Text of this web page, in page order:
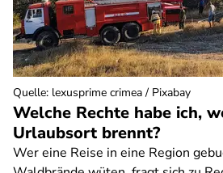
Welche Rechte habe ich,
Urlaubsort brennt?
Wer eine Reise in eine Region
Quelle: lexusprime crimea / Pixabay